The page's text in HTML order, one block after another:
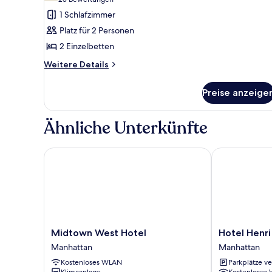
Basic-
Doppelzimmer,
2 Einzelbetten
anzeigen
Bewertungen)
1 Schlafzimmer
Platz für 2 Personen
2 Einzelbetten
Weitere Details
Weitere
Doppelzimmer,
2 Einzelbetten
Preise
Ähnliche Unterkünfte
Midtown
West
Hotel
Manhattan
Midtown West Hotel
Manhattan
Kostenloses WLAN
Midtown West Hotel
Hotel
Henri
NY
Manhattan
Hotel Henri
Manhattan
Parkplätze
Hotel Henri NY